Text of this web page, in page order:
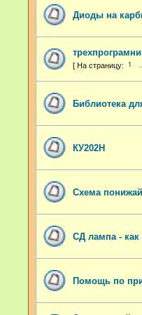
Диоды на
1
Библиотека
КУ202Н
Схема
СД лампа - как
Помощь по